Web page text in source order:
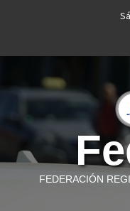
FEDERACIÓN